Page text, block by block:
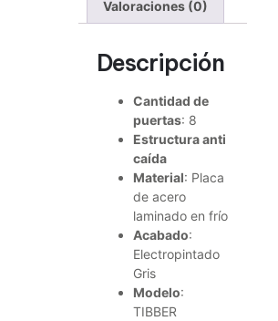
Valoraciones (0)
Descripción
Cantidad de
puertas: 8
Estructura anti
caída
Material: Placa
de acero
laminado en frío
Acabado:
Electropintado
Gris
Modelo:
TIBBER